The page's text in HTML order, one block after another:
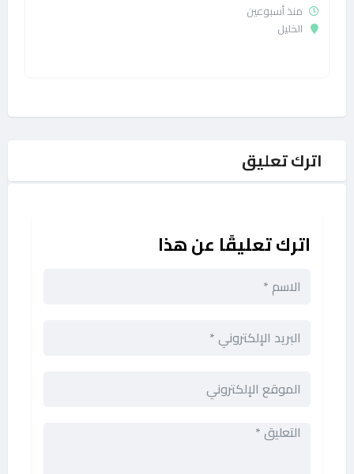
منذ أسبوعين
الخليل
اترك تعليق
اترك تعليقًا عن هذا